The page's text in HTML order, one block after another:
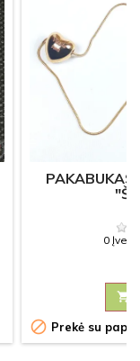
PAKABUKAS
0

 Prekė su